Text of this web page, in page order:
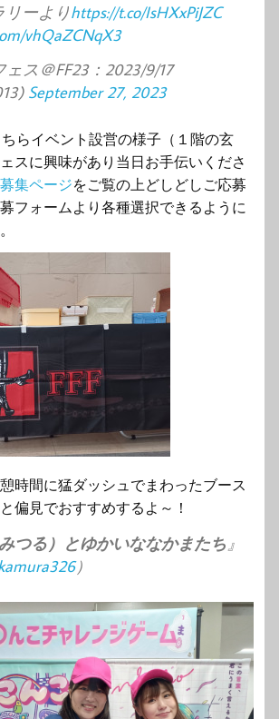
リーよりhttps://t.co/IsHXxPiJZC
vhQaZCNqX3
ス＠FF23：2023/9/17
September 27, 2023
らイベント設営の様子（１階の玄
スに興味があり当日お手伝いくださ
集ページをご覧の上どしどしご応募
フォームより各種選択できるように
時間に猛ダッシュでまわったブース
偏見でおすすめするよ～！
つる）とゆかいななかまたち』
）